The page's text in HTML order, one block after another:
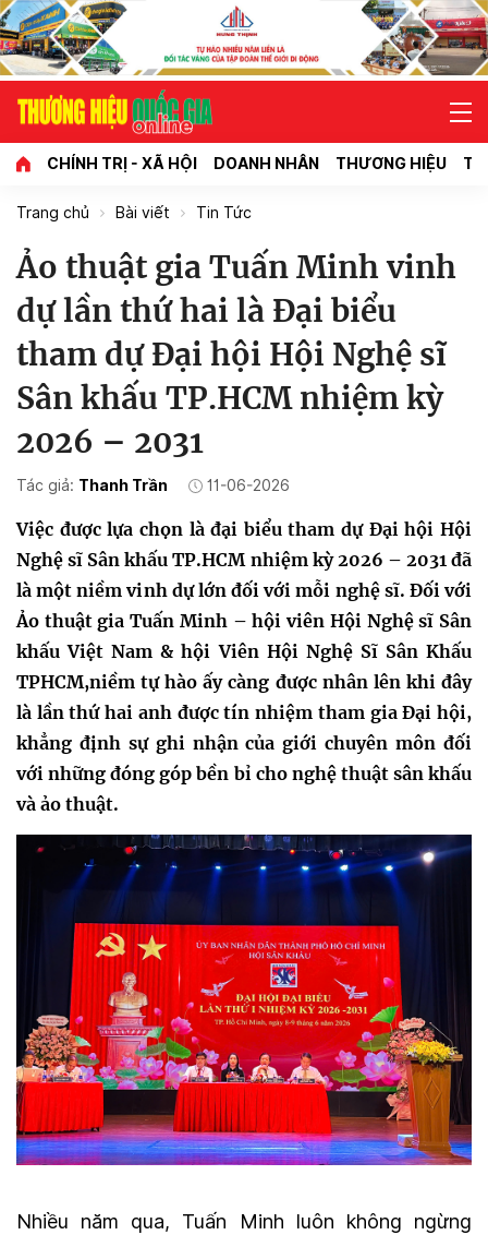
CHÍNH TRỊ - XÃ HỘI DOANH NHÂN THƯƠNG HIỆU
Trang chủ Bài viết Tin Tức
Ảo thuật gia Tuấn Minh vinh
dự lần thứ hai là Đại biểu
tham dự Đại hội Hội Nghệ sĩ
Sân khấu TP.HCM nhiệm kỳ
2026 – 2031
Tác giả: Thanh Trần 11-06-2026
Việc được lựa chọn là đại biểu tham dự Đại hội Hội
Nghệ sĩ Sân khấu TP.HCM nhiệm kỳ 2026 – 2031 đã
là một niềm vinh dự lớn đối với mỗi nghệ sĩ. Đối với
Ảo thuật gia Tuấn Minh – hội viên Hội Nghệ sĩ Sân
khấu Việt Nam & hội Viên Hội Nghệ Sĩ Sân Khấu
TPHCM,niềm tự hào ấy càng được nhân lên khi đây
là lần thứ hai anh được tín nhiệm tham gia Đại hội,
khẳng định sự ghi nhận của giới chuyên môn đối
với những đóng góp bền bỉ cho nghệ thuật sân khấu
và ảo thuật.
Nhiều năm qua, Tuấn Minh luôn không ngừng